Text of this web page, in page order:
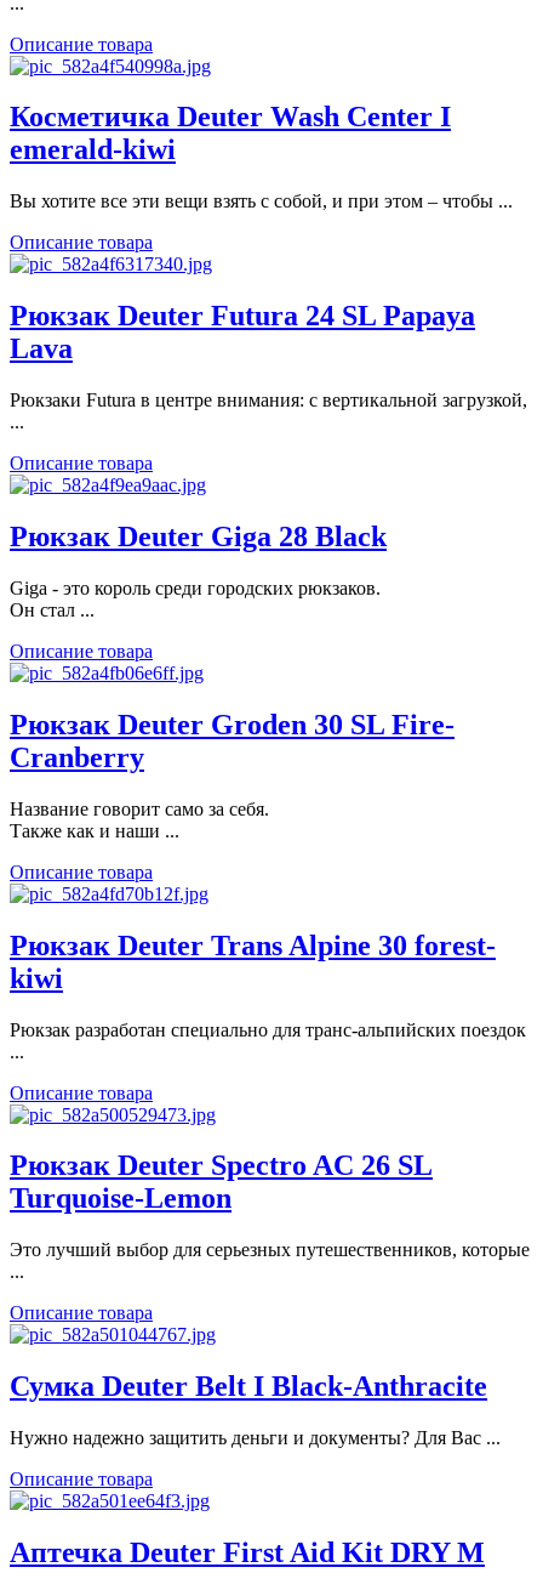
Описание товара
Косметичка Deuter Wash Center I
emerald-kiwi
Вы хотите все эти вещи взять с собой, и при этом – чтобы ...
Описание товара
Рюкзак Deuter Futura 24 SL Papaya
Lava
Рюкзаки Futura в центре внимания: с вертикальной загрузкой,
...
Описание товара
Рюкзак Deuter Giga 28 Black
Giga - это король среди городских рюкзаков.
Он стал ...
Описание товара
Рюкзак Deuter Groden 30 SL Fire-
Cranberry
Название говорит само за себя.
Также как и наши ...
Описание товара
Рюкзак Deuter Trans Alpine 30 forest-
kiwi
Рюкзак разработан специально для транс-альпийских поездок
...
Описание товара
Рюкзак Deuter Spectro AC 26 SL
Turquoise-Lemon
Это лучший выбор для серьезных путешественников, которые
...
Описание товара
Сумка Deuter Belt I Black-Anthracite
Нужно надежно защитить деньги и документы? Для Вас ...
Описание товара
Аптечка Deuter First Aid Kit DRY M